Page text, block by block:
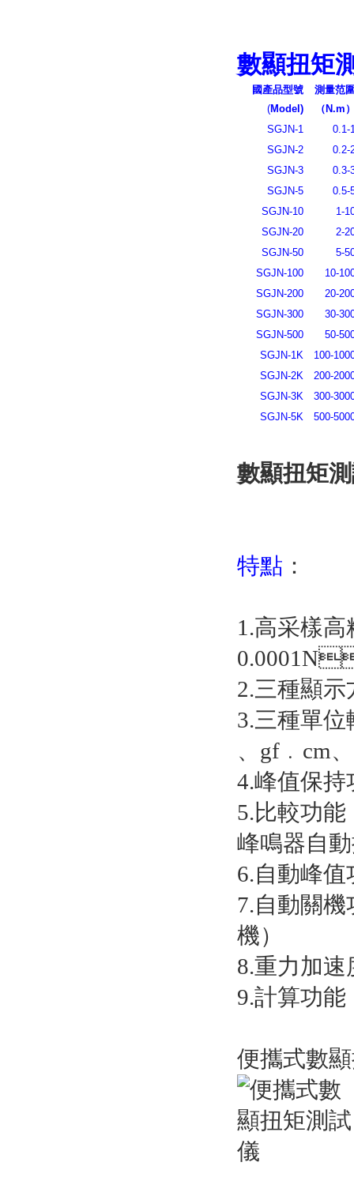
數顯扭矩
國產品型號
(Model)
測量范
（N.m
SGJN-1
0.1-
SGJN-2
0.2-
SGJN-3
0.3-
SGJN-5
0.5-
SGJN-10
1-
SGJN-20
2-
SGJN-50
5-
SGJN-100
10-
SGJN-200
20-
SGJN-300
30-
SGJN-500
50-
SGJN-1K
100-
SGJN-2K
200-
SGJN-3K
300-
SGJN-5K
500-
數顯扭矩
特點 ：
1.高采樣高
2.三種顯示
3.三種單位
、
4.峰值保
5.比較功
峰鳴器自
6.自動峰值
7.自動關
機）
8.重力加速
9.計算功能
便攜式數